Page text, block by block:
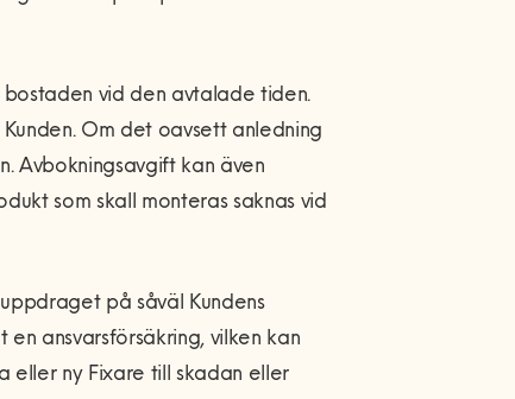
vid den avtalade tiden.
Om det oavsett anledning
Avbokningsavgift kan även
som skall monteras saknas vid
på såväl Kundens
ansvarsförsäkring, vilken kan
eller ny Fixare till skadan eller